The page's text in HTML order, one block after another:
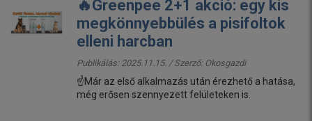
🔥Greenpee 2+1 akció: egy kis
megkönnyebbülés a pisifoltok
elleni harcban
Publikálás: 2025.11.15. / Szerző: Okosgazdi
☝️Már az első alkalmazás után érezhető a hatása,
még erősen szennyezett felületeken is.